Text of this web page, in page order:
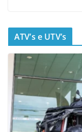
ATV’s e UTV’s